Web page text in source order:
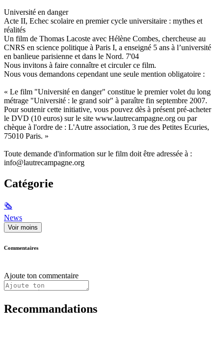
Université en danger
Acte II, Echec scolaire en premier cycle universitaire : mythes et
réalités
Un film de Thomas Lacoste avec Hélène Combes, chercheuse au
CNRS en science politique à Paris I, a enseigné 5 ans à l’université
en banlieue parisienne et dans le Nord. 7'04
Nous invitons à faire connaître et circuler ce film.
Nous vous demandons cependant une seule mention obligatoire :
« Le film "Université en danger" constitue le premier volet du long
métrage "Université : le grand soir" à paraître fin septembre 2007.
Pour soutenir cette initiative, vous pouvez dès à présent pré-acheter
le DVD (10 euros) sur le site www.lautrecampagne.org ou par
chèque à l'ordre de : L'Autre association, 3 rue des Petites Ecuries,
75010 Paris. »
Toute demande d'information sur le film doit être adressée à :
info@lautrecampagne.org
Catégorie
🗞
News
Voir moins
Commentaires
Ajoute ton commentaire
Recommandations